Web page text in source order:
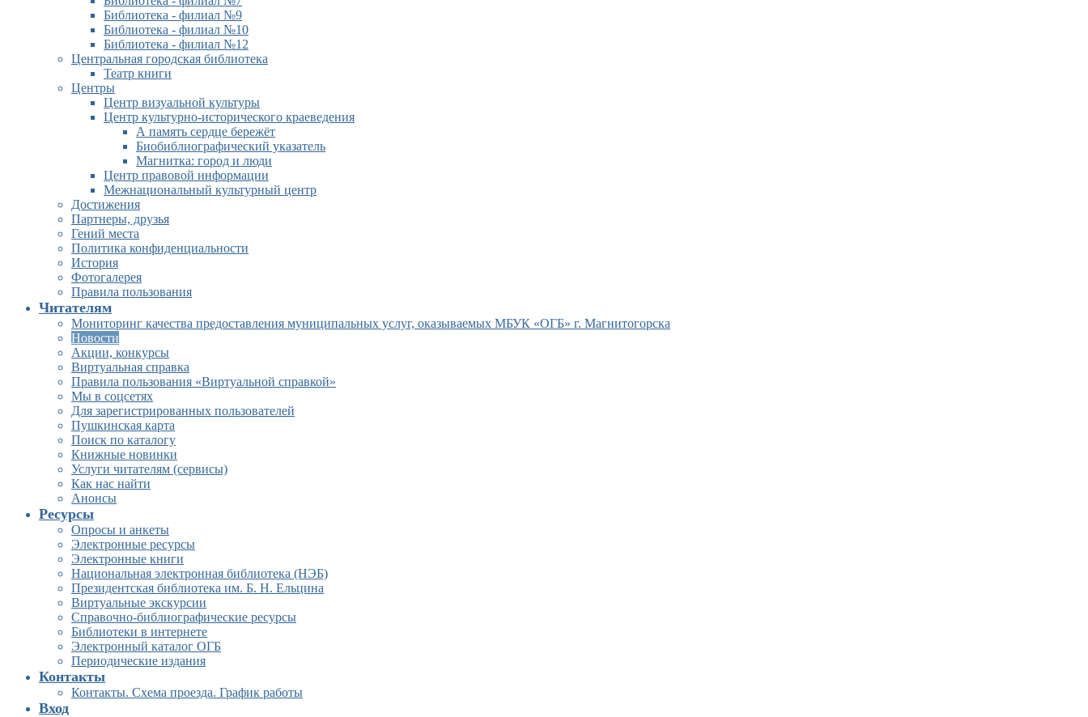
Библиотека - филиал №9
Библиотека - филиал №10
Библиотека - филиал №12
Центральная городская библиотека
Театр книги
Центры
Центр визуальной культуры
Центр культурно-исторического краеведения
А память сердце бережёт
Биобиблиографический указатель
Магнитка: город и люди
Центр правовой информации
Межнациональный культурный центр
Достижения
Партнеры, друзья
Гений места
Политика конфиденциальности
История
Фотогалерея
Правила пользования
Читателям
Мониторинг качества предоставления муниципальных услуг, оказываемых МБУК «ОГБ» г. Магнитогорска
Новости
Акции, конкурсы
Виртуальная справка
Правила пользования «Виртуальной справкой»
Мы в соцсетях
Для зарегистрированных пользователей
Пушкинская карта
Поиск по каталогу
Книжные новинки
Услуги читателям (сервисы)
Как нас найти
Анонсы
Ресурсы
Опросы и анкеты
Электронные ресурсы
Электронные книги
Национальная электронная библиотека (НЭБ)
Президентская библиотека им. Б. Н. Ельцина
Виртуальные экскурсии
Справочно-библиографические ресурсы
Библиотеки в интернете
Электронный каталог ОГБ
Периодические издания
Контакты
Контакты. Схема проезда. График работы
Вход